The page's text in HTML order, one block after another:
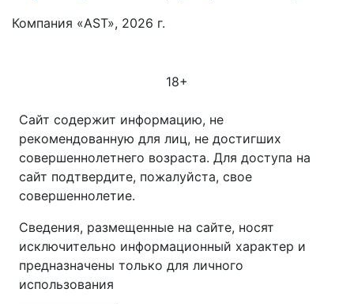
Компания «AST», 2026 г.
18+
Сайт содержит информацию, не
рекомендованную для лиц, не достигших
совершеннолетнего возраста. Для доступа на
сайт подтвердите, пожалуйста, свое
совершеннолетие.
Сведения, размещенные на сайте, носят
исключительно информационный характер и
предназначены только для личного
использования